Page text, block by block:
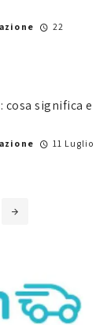
22
cosa significa e
11 Luglio